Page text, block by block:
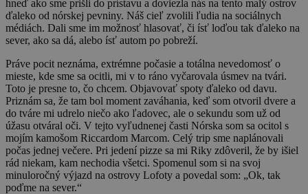
hneď ako sme prišli do prístavu a doviezla nás na tento malý ostrov
ďaleko od nórskej pevniny. Náš cieľ zvolili ľudia na sociálnych
médiách. Dali sme im možnosť hlasovať, či ísť loďou tak ďaleko na
sever, ako sa dá, alebo ísť autom po pobreží.
Práve pocit neznáma, extrémne počasie a totálna nevedomosť o
mieste, kde sme sa ocitli, mi v to ráno vyčarovala úsmev na tvári.
Toto je presne to, čo chcem. Objavovať spoty ďaleko od davu.
Priznám sa, že tam bol moment zaváhania, keď som otvoril dvere a
do tváre mi udrelo niečo ako ľadovec, ale o sekundu som už od
úžasu otváral oči. V tejto vyľudnenej časti Nórska som sa ocitol s
mojím kamošom Riccardom Marcom. Celý trip sme naplánovali
počas jednej večere. Pri jedení pizze sa mi Riky zdôveril, že by išiel
rád niekam, kam nechodia všetci. Spomenul som si na svoj
minuloročný výjazd na ostrovy Lofoty a povedal som: „Ok, tak
poďme na sever.“